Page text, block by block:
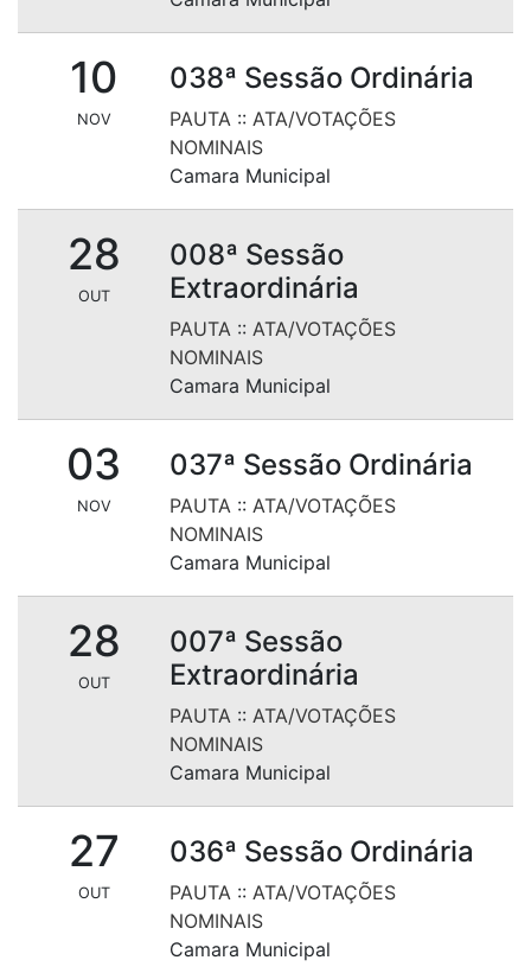
10
NOV
038ª Sessão Ordinária
PAUTA :: ATA/VOTAÇÕES
NOMINAIS
Camara Municipal
28
OUT
008ª Sessão
Extraordinária
PAUTA :: ATA/VOTAÇÕES
NOMINAIS
Camara Municipal
03
NOV
037ª Sessão Ordinária
PAUTA :: ATA/VOTAÇÕES
NOMINAIS
Camara Municipal
28
OUT
007ª Sessão
Extraordinária
PAUTA :: ATA/VOTAÇÕES
NOMINAIS
Camara Municipal
27
OUT
036ª Sessão Ordinária
PAUTA :: ATA/VOTAÇÕES
NOMINAIS
Camara Municipal